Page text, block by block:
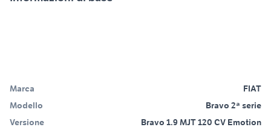
Marca
FIAT
Modello
Bravo 2ª serie
Versione
Bravo 1.9 MJT 120 CV Emotion